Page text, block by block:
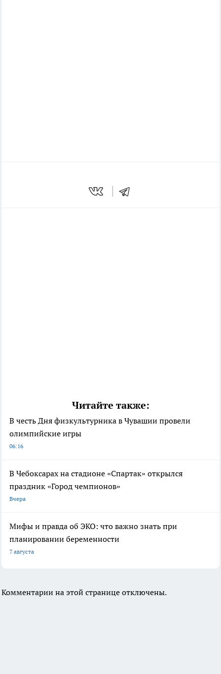
Читайте также:
В честь Дня физкультурника в Чувашии провели
олимпийские игры
06:16
В Чебоксарах на стадионе «Спартак» открылся
праздник «Город чемпионов»
Вчера
Мифы и правда об ЭКО: что важно знать при
планировании беременности
7 августа
Комментарии на этой странице отключены.